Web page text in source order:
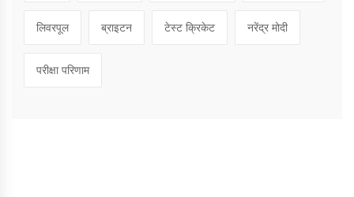
लिवरपूल ब्राइटन टेस्ट क्रिकेट नरेंद्र मोदी
परीक्षा परिणाम